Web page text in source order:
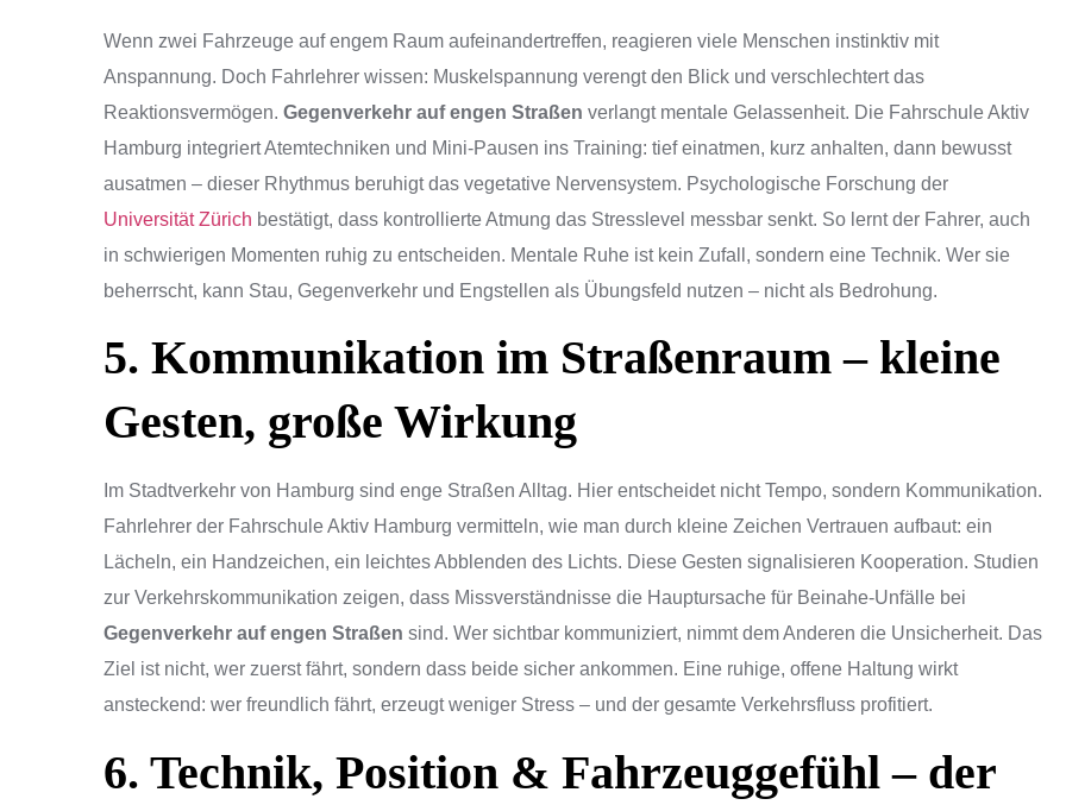
Wenn zwei Fahrzeuge auf engem Raum aufeinandertreffen, reagieren viele Menschen instinktiv mit
Anspannung. Doch Fahrlehrer wissen: Muskelspannung verengt den Blick und verschlechtert das
Reaktionsvermögen. Gegenverkehr auf engen Straßen verlangt mentale Gelassenheit. Die Fahrschule Aktiv
Hamburg integriert Atemtechniken und Mini-Pausen ins Training: tief einatmen, kurz anhalten, dann bewusst
ausatmen – dieser Rhythmus beruhigt das vegetative Nervensystem. Psychologische Forschung der
Universität Zürich bestätigt, dass kontrollierte Atmung das Stresslevel messbar senkt. So lernt der Fahrer, auch
in schwierigen Momenten ruhig zu entscheiden. Mentale Ruhe ist kein Zufall, sondern eine Technik. Wer sie
beherrscht, kann Stau, Gegenverkehr und Engstellen als Übungsfeld nutzen – nicht als Bedrohung.
5. Kommunikation im Straßenraum – kleine
Gesten, große Wirkung
Im Stadtverkehr von Hamburg sind enge Straßen Alltag. Hier entscheidet nicht Tempo, sondern Kommunikation.
Fahrlehrer der Fahrschule Aktiv Hamburg vermitteln, wie man durch kleine Zeichen Vertrauen aufbaut: ein
Lächeln, ein Handzeichen, ein leichtes Abblenden des Lichts. Diese Gesten signalisieren Kooperation. Studien
zur Verkehrskommunikation zeigen, dass Missverständnisse die Hauptursache für Beinahe-Unfälle bei
Gegenverkehr auf engen Straßen sind. Wer sichtbar kommuniziert, nimmt dem Anderen die Unsicherheit. Das
Ziel ist nicht, wer zuerst fährt, sondern dass beide sicher ankommen. Eine ruhige, offene Haltung wirkt
ansteckend: wer freundlich fährt, erzeugt weniger Stress – und der gesamte Verkehrsfluss profitiert.
6. Technik, Position & Fahrzeuggefühl – der